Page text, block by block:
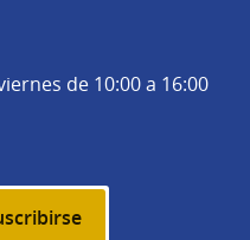
de 10:00 a 16:00